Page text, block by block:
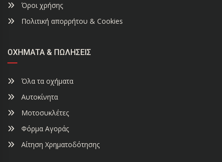
Όροι χρήσης
Πολιτική απορρήτου & Cookies
ΟΧΉΜΑΤΑ & ΠΩΛΉΣΕΙΣ
Όλα τα οχήματα
Αυτοκίνητα
Μοτοσυκλέτες
Φόρμα Αγοράς
Αίτηση Χρηματοδότησης